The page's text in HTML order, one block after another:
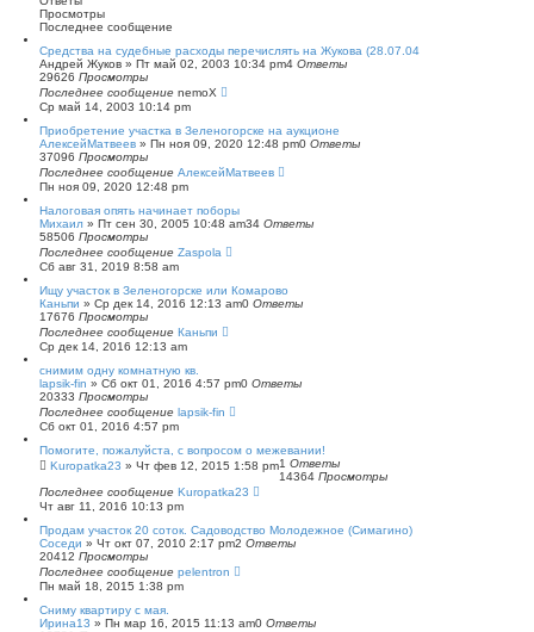
н
ы
й
п
о
и
с
к
Просмотры
Последнее сообщение
Средства на судебные расходы перечислять на Жукова (28.07.04
Андрей Жуков » Пт май 02, 2003 10:34 pm4 Ответы
29626 Просмотры
Последнее сообщение nemoX
Ср май 14, 2003 10:14 pm
Приобретение участка в Зеленогорске на аукционе
АлексейМатвеев » Пн ноя 09, 2020 12:48 pm0 Ответы
37096 Просмотры
Последнее сообщение АлексейМатвеев
Пн ноя 09, 2020 12:48 pm
Налоговая опять начинает поборы
Михаил » Пт сен 30, 2005 10:48 am34 Ответы
58506 Просмотры
Последнее сообщение Zaspola
Сб авг 31, 2019 8:58 am
Ищу участок в Зеленогорске или Комарово
Каньпи » Ср дек 14, 2016 12:13 am0 Ответы
17676 Просмотры
Последнее сообщение Каньпи
Ср дек 14, 2016 12:13 am
снимим одну комнатную кв.
lapsik-fin » Сб окт 01, 2016 4:57 pm0 Ответы
20333 Просмотры
Последнее сообщение lapsik-fin
Сб окт 01, 2016 4:57 pm
Помогите, пожалуйста, с вопросом о межевании!
Kuropatka23 » Чт фев 12, 2015 1:58 pm1 Ответы
14364 Просмотры
Последнее сообщение Kuropatka23
Чт авг 11, 2016 10:13 pm
Продам участок 20 соток. Садоводство Молодежное (Симагино)
Соседи » Чт окт 07, 2010 2:17 pm2 Ответы
20412 Просмотры
Последнее сообщение pelentron
Пн май 18, 2015 1:38 pm
Сниму квартиру с мая.
Ирина13 » Пн мар 16, 2015 11:13 am0 Ответы